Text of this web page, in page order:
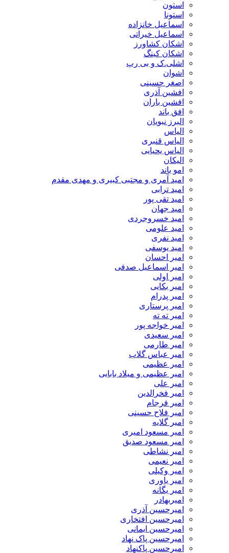
استون
استونا
اسماعیل خانزاده
اسماعیل خیراتی
اشکان کشاورز
اشکان کینگ
اشلی.ک و بی رپ
اشوان
اصغر حسینی
افشین آذری
افشین باران
افق باند
البرز نبویان
الیاس
الیاس قنبرى
الیاس یحیایی
الیکان
امو باند
امید آمری و مجتبی کبیری و مهدى مقدم
امید ترابی
امید تقی پور
امید جهان
امید خسروجردی
امید علومی
امید نفری
امید یوسفی
امیر احسان
امیر اسماعیل صدفی
امیر اولی
امیر بکایی
امیر پدرام
امیر پرستاری
امیر ته ته
امیر خواجه پور
امیر سعیدی
امیر طارمی
امیر عباس گلاب
امیر عظیمی
امیر عظیمی و میلاد بابایی
امیر علی
امیر فخرالدین
امیر فرجام
امیر فلاح حسینی
امیر گلایه
امیر مسعود امیری
امیر مسعود صدیق
امیر نشاطی
امیر نعیمی
امیر وکیلی
امیر یاوری
امیر یگانه
امیربهادر
امیرحسین آذری
امیرحسین افتخاری
امیرحسین ایمانی
امیرحسین پاک نهاد
امیرحسین پاکنهاد